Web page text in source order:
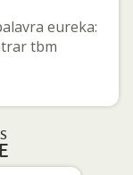
eureka:
tbm